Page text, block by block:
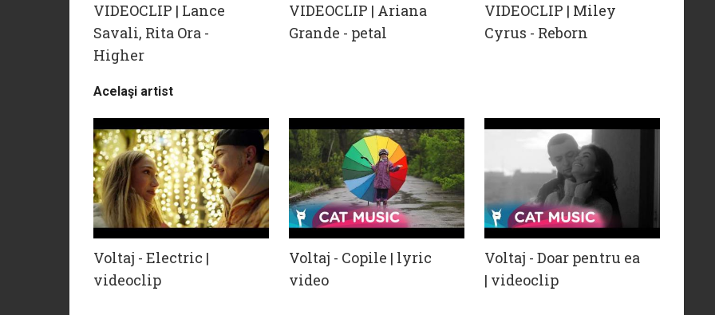
VIDEOCLIP | Lance
Savali, Rita Ora -
Higher
VIDEOCLIP | Ariana
Grande - petal
VIDEOCLIP | Miley
Cyrus - Reborn
Acelaşi artist
Voltaj - Electric |
videoclip
Voltaj - Copile | lyric
video
Voltaj - Doar pentru ea
| videoclip